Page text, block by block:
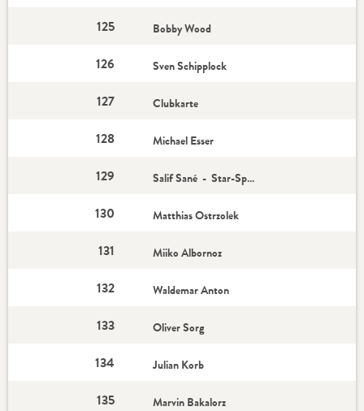
125 Bobby Wood
126 Sven Schipplock
127 Clubkarte
128 Michael Esser
129 Salif Sané - Star-Spieler
130 Matthias Ostrzolek
131 Miiko Albornoz
132 Waldemar Anton
133 Oliver Sorg
134 Julian Korb
135 Marvin Bakalorz